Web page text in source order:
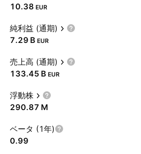
10.38 EUR
純利益 (通期)
‪7.29 B‬ EUR
売上高 (通期)
‪133.45 B‬ EUR
浮動株
‪290.87 M‬
ベータ (1年)
0.99